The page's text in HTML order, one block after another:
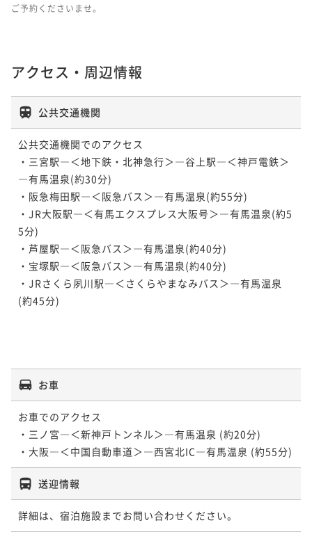
ご予約くださいませ。
アクセス・周辺情報
公共交通機関
公共交通機関でのアクセス
・三宮駅―＜地下鉄・北神急行＞―谷上駅―＜神戸電鉄＞
―有馬温泉(約30分)
・阪急梅田駅―＜阪急バス＞―有馬温泉(約55分)
・JR大阪駅―＜有馬エクスプレス大阪号＞―有馬温泉(約5
5分)
・芦屋駅―＜阪急バス＞―有馬温泉(約40分)
・宝塚駅―＜阪急バス＞―有馬温泉(約40分)
・JRさくら夙川駅―＜さくらやまなみバス＞―有馬温泉
(約45分)
お車
お車でのアクセス
・三ノ宮―＜新神戸トンネル＞―有馬温泉 (約20分)
・大阪―＜中国自動車道＞―西宮北IC―有馬温泉 (約55分)
送迎情報
詳細は、宿泊施設までお問い合わせください。